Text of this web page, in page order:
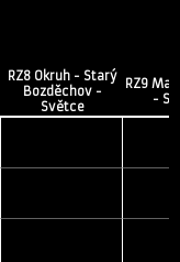
RZ8 Okruh - Starý
Bozděchov -
Světce
RZ9
-